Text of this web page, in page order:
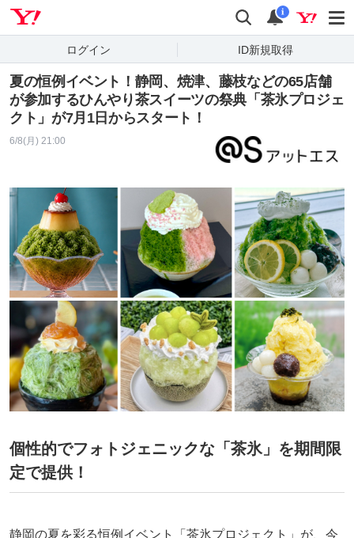
検索 通知
i
ログイン ID新規取得
夏の恒例イベント！静岡、焼津、藤枝などの65店舗
が参加するひんやり茶スイーツの祭典「茶氷プロジェ
クト」が7月1日からスタート！
6/8(月) 21:00
個性的でフォトジェニックな「茶氷」を期間限
定で提供！
静岡の夏を彩る恒例イベント「茶氷プロジェクト」が、今